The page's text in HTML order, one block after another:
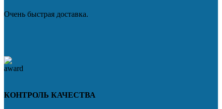
Очень быстрая доставка.
КОНТРОЛЬ КАЧЕСТВА